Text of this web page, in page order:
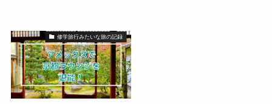
修学旅行みたいな旅の記録